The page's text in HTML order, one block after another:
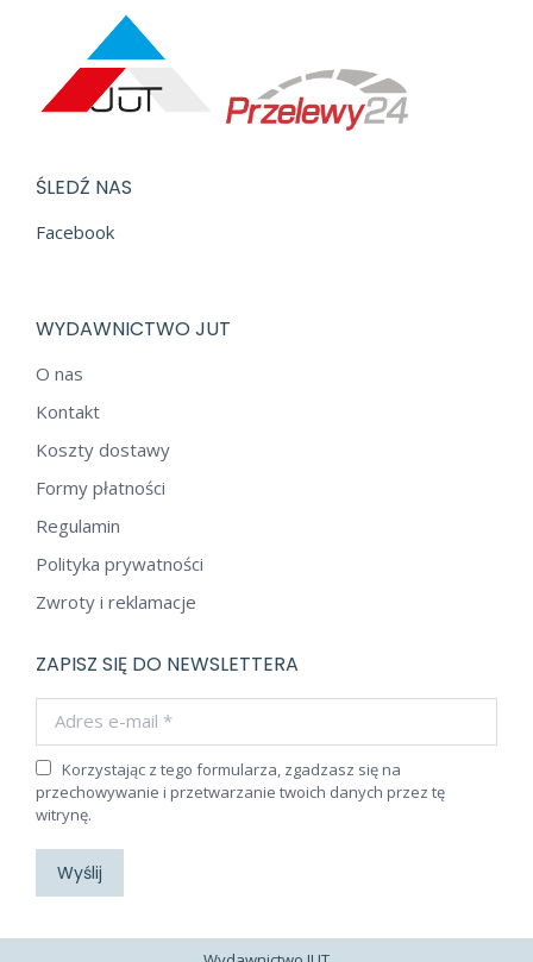
ŚLEDŹ NAS
Facebook
WYDAWNICTWO JUT
O nas
Kontakt
Koszty dostawy
Formy płatności
Regulamin
Polityka prywatności
Zwroty i reklamacje
ZAPISZ SIĘ DO NEWSLETTERA
Korzystając z tego formularza, zgadzasz się na
przechowywanie i przetwarzanie twoich danych przez tę
witrynę.
Wyślij